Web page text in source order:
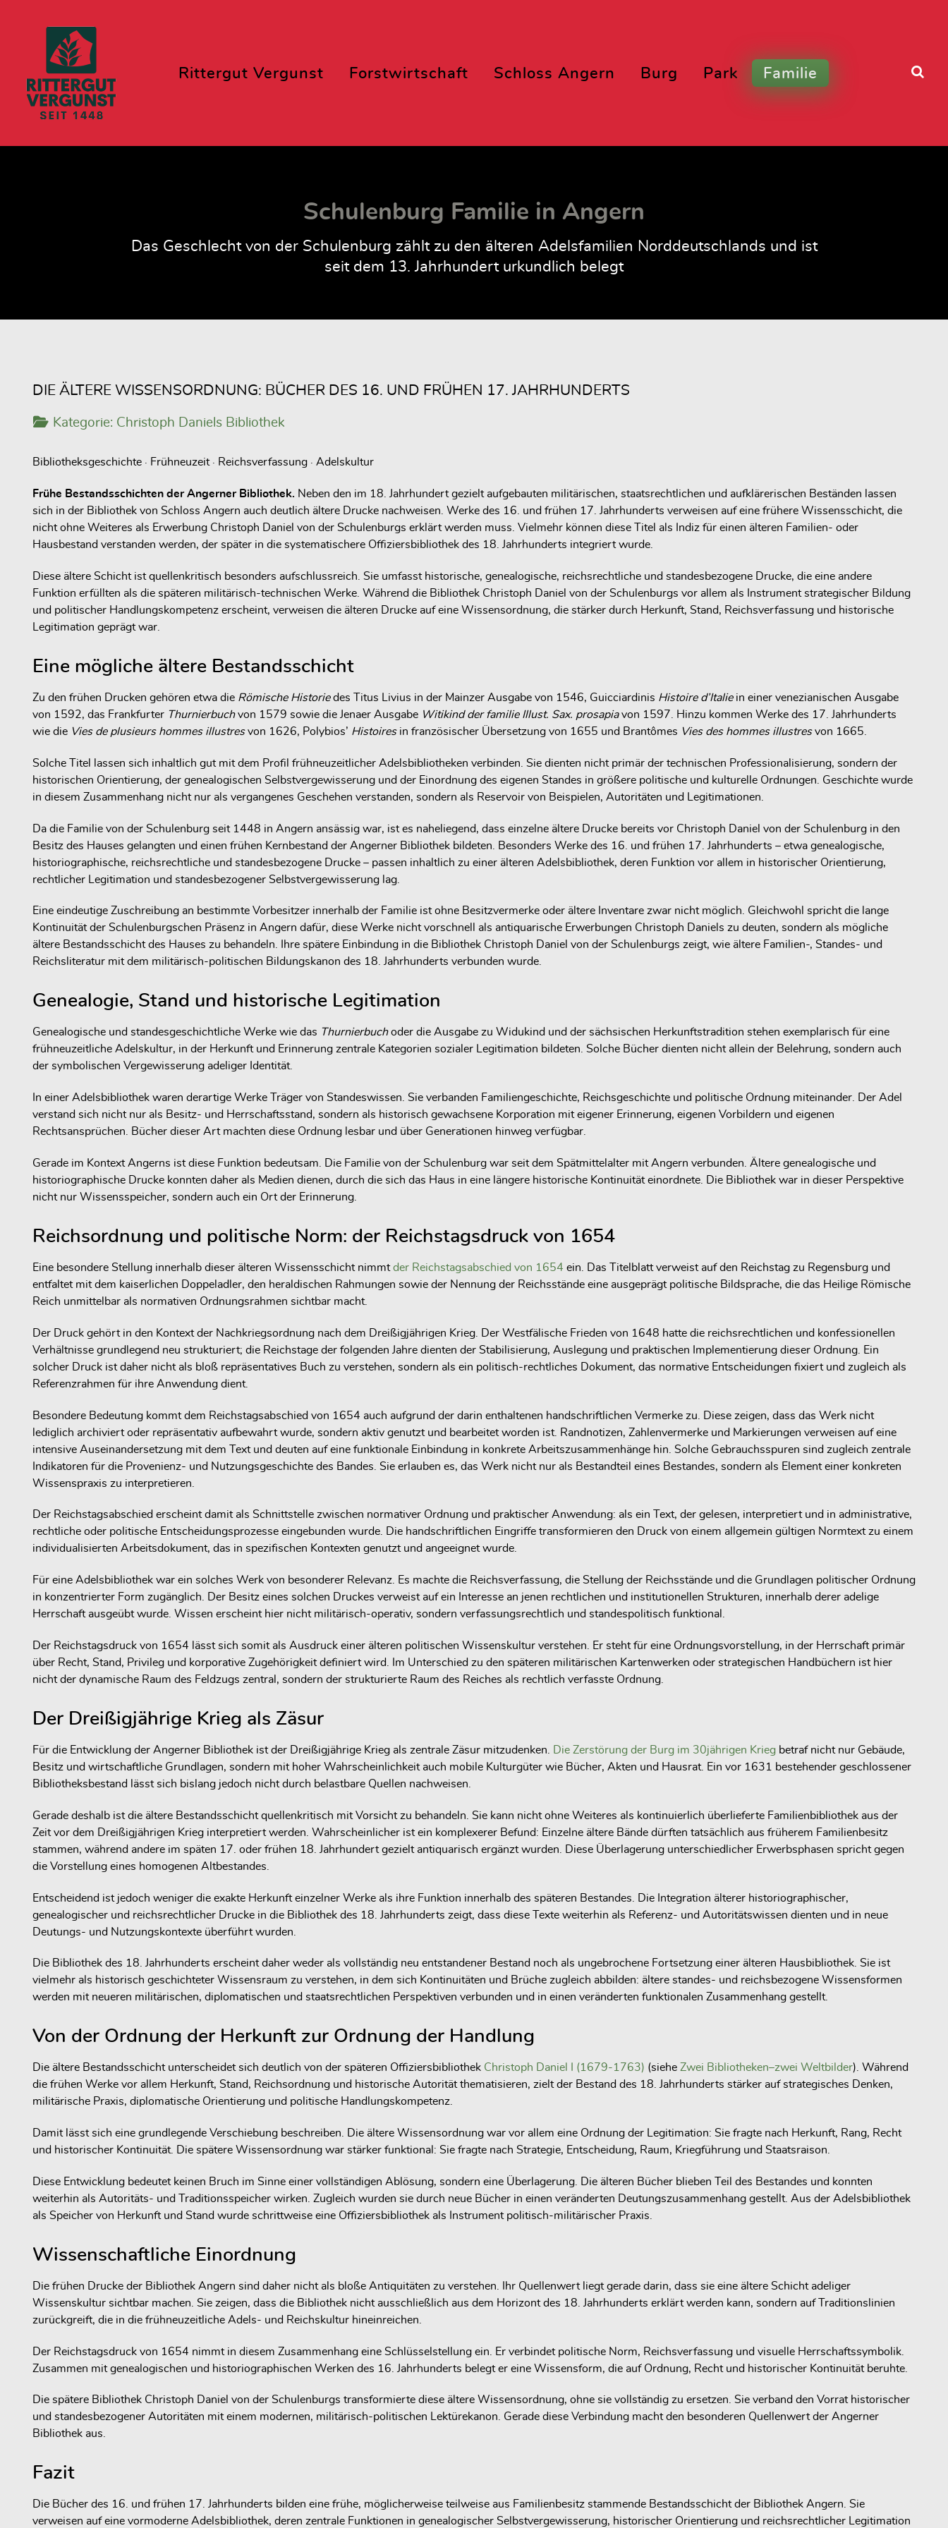
Rittergut Vergunst Forstwirtschaft Schloss Angern Burg Park Familie
Schulenburg Familie in Angern
Das Geschlecht von der Schulenburg zählt zu den älteren Adelsfamilien Norddeutschlands und ist
seit dem 13. Jahrhundert urkundlich belegt
DIE ÄLTERE WISSENSORDNUNG: BÜCHER DES 16. UND FRÜHEN 17. JAHRHUNDERTS
Kategorie: Christoph Daniels Bibliothek
Bibliotheksgeschichte · Frühneuzeit · Reichsverfassung · Adelskultur
Frühe Bestandsschichten der Angerner Bibliothek. Neben den im 18. Jahrhundert gezielt aufgebauten militärischen, staatsrechtlichen und aufklärerischen Beständen lassen
sich in der Bibliothek von Schloss Angern auch deutlich ältere Drucke nachweisen. Werke des 16. und frühen 17. Jahrhunderts verweisen auf eine frühere Wissensschicht, die
nicht ohne Weiteres als Erwerbung Christoph Daniel von der Schulenburgs erklärt werden muss. Vielmehr können diese Titel als Indiz für einen älteren Familien- oder
Hausbestand verstanden werden, der später in die systematischere Offiziersbibliothek des 18. Jahrhunderts integriert wurde.
Diese ältere Schicht ist quellenkritisch besonders aufschlussreich. Sie umfasst historische, genealogische, reichsrechtliche und standesbezogene Drucke, die eine andere
Funktion erfüllten als die späteren militärisch-technischen Werke. Während die Bibliothek Christoph Daniel von der Schulenburgs vor allem als Instrument strategischer Bildung
und politischer Handlungskompetenz erscheint, verweisen die älteren Drucke auf eine Wissensordnung, die stärker durch Herkunft, Stand, Reichsverfassung und historische
Legitimation geprägt war.
Eine mögliche ältere Bestandsschicht
Zu den frühen Drucken gehören etwa die Römische Historiedes Titus Livius in der Mainzer Ausgabe von 1546, Guicciardinis Histoire d’Italiein einer venezianischen Ausgabe
von 1592, das Frankfurter Thurnierbuchvon 1579 sowie die Jenaer Ausgabe Witikind der familie Illust. Sax. prosapiavon 1597. Hinzu kommen Werke des 17. Jahrhunderts
wie die Vies de plusieurs hommes illustresvon 1626, Polybios’ Histoiresin französischer Übersetzung von 1655 und Brantômes Vies des hommes illustresvon 1665.
Solche Titel lassen sich inhaltlich gut mit dem Profil frühneuzeitlicher Adelsbibliotheken verbinden. Sie dienten nicht primär der technischen Professionalisierung, sondern der
historischen Orientierung, der genealogischen Selbstvergewisserung und der Einordnung des eigenen Standes in größere politische und kulturelle Ordnungen. Geschichte wurde
in diesem Zusammenhang nicht nur als vergangenes Geschehen verstanden, sondern als Reservoir von Beispielen, Autoritäten und Legitimationen.
Da die Familie von der Schulenburg seit 1448 in Angern ansässig war, ist es naheliegend, dass einzelne ältere Drucke bereits vor Christoph Daniel von der Schulenburg in den
Besitz des Hauses gelangten und einen frühen Kernbestand der Angerner Bibliothek bildeten. Besonders Werke des 16. und frühen 17. Jahrhunderts – etwa genealogische,
historiographische, reichsrechtliche und standesbezogene Drucke – passen inhaltlich zu einer älteren Adelsbibliothek, deren Funktion vor allem in historischer Orientierung,
rechtlicher Legitimation und standesbezogener Selbstvergewisserung lag.
Eine eindeutige Zuschreibung an bestimmte Vorbesitzer innerhalb der Familie ist ohne Besitzvermerke oder ältere Inventare zwar nicht möglich. Gleichwohl spricht die lange
Kontinuität der Schulenburgschen Präsenz in Angern dafür, diese Werke nicht vorschnell als antiquarische Erwerbungen Christoph Daniels zu deuten, sondern als mögliche
ältere Bestandsschicht des Hauses zu behandeln. Ihre spätere Einbindung in die Bibliothek Christoph Daniel von der Schulenburgs zeigt, wie ältere Familien-, Standes- und
Reichsliteratur mit dem militärisch-politischen Bildungskanon des 18. Jahrhunderts verbunden wurde.
Genealogie, Stand und historische Legitimation
Genealogische und standesgeschichtliche Werke wie das Thurnierbuchoder die Ausgabe zu Widukind und der sächsischen Herkunftstradition stehen exemplarisch für eine
frühneuzeitliche Adelskultur, in der Herkunft und Erinnerung zentrale Kategorien sozialer Legitimation bildeten. Solche Bücher dienten nicht allein der Belehrung, sondern auch
der symbolischen Vergewisserung adeliger Identität.
In einer Adelsbibliothek waren derartige Werke Träger von Standeswissen. Sie verbanden Familiengeschichte, Reichsgeschichte und politische Ordnung miteinander. Der Adel
verstand sich nicht nur als Besitz- und Herrschaftsstand, sondern als historisch gewachsene Korporation mit eigener Erinnerung, eigenen Vorbildern und eigenen
Rechtsansprüchen. Bücher dieser Art machten diese Ordnung lesbar und über Generationen hinweg verfügbar.
Gerade im Kontext Angerns ist diese Funktion bedeutsam. Die Familie von der Schulenburg war seit dem Spätmittelalter mit Angern verbunden. Ältere genealogische und
historiographische Drucke konnten daher als Medien dienen, durch die sich das Haus in eine längere historische Kontinuität einordnete. Die Bibliothek war in dieser Perspektive
nicht nur Wissensspeicher, sondern auch ein Ort der Erinnerung.
Reichsordnung und politische Norm: der Reichstagsdruck von 1654
Eine besondere Stellung innerhalb dieser älteren Wissensschicht nimmtder Reichstagsabschied von 1654 ein. Das Titelblatt verweist auf den Reichstag zu Regensburg und
entfaltet mit dem kaiserlichen Doppeladler, den heraldischen Rahmungen sowie der Nennung der Reichsstände eine ausgeprägt politische Bildsprache, die das Heilige Römische
Reich unmittelbar als normativen Ordnungsrahmen sichtbar macht.
Der Druck gehört in den Kontext der Nachkriegsordnung nach dem Dreißigjährigen Krieg. Der Westfälische Frieden von 1648 hatte die reichsrechtlichen und konfessionellen
Verhältnisse grundlegend neu strukturiert; die Reichstage der folgenden Jahre dienten der Stabilisierung, Auslegung und praktischen Implementierung dieser Ordnung. Ein
solcher Druck ist daher nicht als bloß repräsentatives Buch zu verstehen, sondern als ein politisch-rechtliches Dokument, das normative Entscheidungen fixiert und zugleich als
Referenzrahmen für ihre Anwendung dient.
Besondere Bedeutung kommt dem Reichstagsabschied von 1654 auch aufgrund der darin enthaltenen handschriftlichen Vermerke zu. Diese zeigen, dass das Werk nicht
lediglich archiviert oder repräsentativ aufbewahrt wurde, sondern aktiv genutzt und bearbeitet worden ist. Randnotizen, Zahlenvermerke und Markierungen verweisen auf eine
intensive Auseinandersetzung mit dem Text und deuten auf eine funktionale Einbindung in konkrete Arbeitszusammenhänge hin. Solche Gebrauchsspuren sind zugleich zentrale
Indikatoren für die Provenienz- und Nutzungsgeschichte des Bandes. Sie erlauben es, das Werk nicht nur als Bestandteil eines Bestandes, sondern als Element einer konkreten
Wissenspraxis zu interpretieren.
Der Reichstagsabschied erscheint damit als Schnittstelle zwischen normativer Ordnung und praktischer Anwendung: als ein Text, der gelesen, interpretiert und in administrative,
rechtliche oder politische Entscheidungsprozesse eingebunden wurde. Die handschriftlichen Eingriffe transformieren den Druck von einem allgemein gültigen Normtext zu einem
individualisierten Arbeitsdokument, das in spezifischen Kontexten genutzt und angeeignet wurde.
Für eine Adelsbibliothek war ein solches Werk von besonderer Relevanz. Es machte die Reichsverfassung, die Stellung der Reichsstände und die Grundlagen politischer Ordnung
in konzentrierter Form zugänglich. Der Besitz eines solchen Druckes verweist auf ein Interesse an jenen rechtlichen und institutionellen Strukturen, innerhalb derer adelige
Herrschaft ausgeübt wurde. Wissen erscheint hier nicht militärisch-operativ, sondern verfassungsrechtlich und standespolitisch funktional.
Der Reichstagsdruck von 1654 lässt sich somit als Ausdruck einer älteren politischen Wissenskultur verstehen. Er steht für eine Ordnungsvorstellung, in der Herrschaft primär
über Recht, Stand, Privileg und korporative Zugehörigkeit definiert wird. Im Unterschied zu den späteren militärischen Kartenwerken oder strategischen Handbüchern ist hier
nicht der dynamische Raum des Feldzugs zentral, sondern der strukturierte Raum des Reiches als rechtlich verfasste Ordnung.
Der Dreißigjährige Krieg als Zäsur
Für die Entwicklung der Angerner Bibliothek ist der Dreißigjährige Krieg als zentrale Zäsur mitzudenken. Die Zerstörung der Burg im 30jährigen Krieg betraf nicht nur Gebäude,
Besitz und wirtschaftliche Grundlagen, sondern mit hoher Wahrscheinlichkeit auch mobile Kulturgüter wie Bücher, Akten und Hausrat. Ein vor 1631 bestehender geschlossener
Bibliotheksbestand lässt sich bislang jedoch nicht durch belastbare Quellen nachweisen.
Gerade deshalb ist die ältere Bestandsschicht quellenkritisch mit Vorsicht zu behandeln. Sie kann nicht ohne Weiteres als kontinuierlich überlieferte Familienbibliothek aus der
Zeit vor dem Dreißigjährigen Krieg interpretiert werden. Wahrscheinlicher ist ein komplexerer Befund: Einzelne ältere Bände dürften tatsächlich aus früherem Familienbesitz
stammen, während andere im späten 17. oder frühen 18. Jahrhundert gezielt antiquarisch ergänzt wurden. Diese Überlagerung unterschiedlicher Erwerbsphasen spricht gegen
die Vorstellung eines homogenen Altbestandes.
Entscheidend ist jedoch weniger die exakte Herkunft einzelner Werke als ihre Funktion innerhalb des späteren Bestandes. Die Integration älterer historiographischer,
genealogischer und reichsrechtlicher Drucke in die Bibliothek des 18. Jahrhunderts zeigt, dass diese Texte weiterhin als Referenz- und Autoritätswissen dienten und in neue
Deutungs- und Nutzungskontexte überführt wurden.
Die Bibliothek des 18. Jahrhunderts erscheint daher weder als vollständig neu entstandener Bestand noch als ungebrochene Fortsetzung einer älteren Hausbibliothek. Sie ist
vielmehr als historisch geschichteter Wissensraum zu verstehen, in dem sich Kontinuitäten und Brüche zugleich abbilden: ältere standes- und reichsbezogene Wissensformen
werden mit neueren militärischen, diplomatischen und staatsrechtlichen Perspektiven verbunden und in einen veränderten funktionalen Zusammenhang gestellt.
Von der Ordnung der Herkunft zur Ordnung der Handlung
Die ältere Bestandsschicht unterscheidet sich deutlich von der späteren Offiziersbibliothek Christoph Daniel I (1679-1763) (siehe Zwei Bibliotheken–zwei Weltbilder). Während
die frühen Werke vor allem Herkunft, Stand, Reichsordnung und historische Autorität thematisieren, zielt der Bestand des 18. Jahrhunderts stärker auf strategisches Denken,
militärische Praxis, diplomatische Orientierung und politische Handlungskompetenz.
Damit lässt sich eine grundlegende Verschiebung beschreiben. Die ältere Wissensordnung war vor allem eine Ordnung der Legitimation: Sie fragte nach Herkunft, Rang, Recht
und historischer Kontinuität. Die spätere Wissensordnung war stärker funktional: Sie fragte nach Strategie, Entscheidung, Raum, Kriegführung und Staatsraison.
Diese Entwicklung bedeutet keinen Bruch im Sinne einer vollständigen Ablösung, sondern eine Überlagerung. Die älteren Bücher blieben Teil des Bestandes und konnten
weiterhin als Autoritäts- und Traditionsspeicher wirken. Zugleich wurden sie durch neue Bücher in einen veränderten Deutungszusammenhang gestellt. Aus der Adelsbibliothek
als Speicher von Herkunft und Stand wurde schrittweise eine Offiziersbibliothek als Instrument politisch-militärischer Praxis.
Wissenschaftliche Einordnung
Die frühen Drucke der Bibliothek Angern sind daher nicht als bloße Antiquitäten zu verstehen. Ihr Quellenwert liegt gerade darin, dass sie eine ältere Schicht adeliger
Wissenskultur sichtbar machen. Sie zeigen, dass die Bibliothek nicht ausschließlich aus dem Horizont des 18. Jahrhunderts erklärt werden kann, sondern auf Traditionslinien
zurückgreift, die in die frühneuzeitliche Adels- und Reichskultur hineinreichen.
Der Reichstagsdruck von 1654 nimmt in diesem Zusammenhang eine Schlüsselstellung ein. Er verbindet politische Norm, Reichsverfassung und visuelle Herrschaftssymbolik.
Zusammen mit genealogischen und historiographischen Werken des 16. Jahrhunderts belegt er eine Wissensform, die auf Ordnung, Recht und historischer Kontinuität beruhte.
Die spätere Bibliothek Christoph Daniel von der Schulenburgs transformierte diese ältere Wissensordnung, ohne sie vollständig zu ersetzen. Sie verband den Vorrat historischer
und standesbezogener Autoritäten mit einem modernen, militärisch-politischen Lektürekanon. Gerade diese Verbindung macht den besonderen Quellenwert der Angerner
Bibliothek aus.
Fazit
Die Bücher des 16. und frühen 17. Jahrhunderts bilden eine frühe, möglicherweise teilweise aus Familienbesitz stammende Bestandsschicht der Bibliothek Angern. Sie
verweisen auf eine vormoderne Adelsbibliothek, deren zentrale Funktionen in genealogischer Selbstvergewisserung, historischer Orientierung und reichsrechtlicher Legitimation